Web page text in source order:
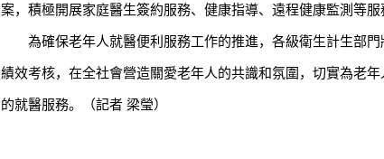
案，積極開展家庭醫生簽約服務、健康指導、遠程健康監測等服
為確保老年人就醫便利服務工作的推進，各級衛生計生部門
績效考核，在全社會營造關愛老年人的共識和氛圍，切實為老
的就醫服務。（記者 梁瑩）